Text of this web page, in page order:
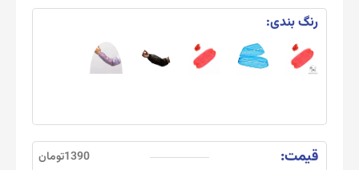
رنگ بندی:
قیمت: 1390تومان